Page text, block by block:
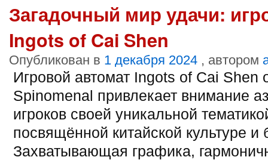
Загадочный мир удачи:
Ingots of Cai Shen
Опубликован в 1 декабря 2024 , автором
Игровой автомат Ingots of Cai Shen
Spinomenal привлекает внимание
игроков своей уникальной
посвящённой китайской культуре и
Захватывающая графика,